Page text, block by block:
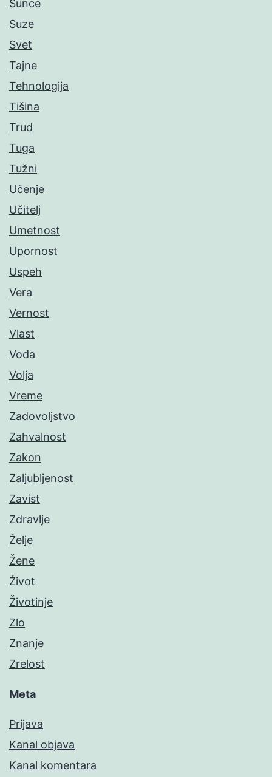
Sunce
Suze
Svet
Tajne
Tehnologija
Tišina
Trud
Tuga
Tužni
Učenje
Učitelj
Umetnost
Upornost
Uspeh
Vera
Vernost
Vlast
Voda
Volja
Vreme
Zadovoljstvo
Zahvalnost
Zakon
Zaljubljenost
Zavist
Zdravlje
Želje
Žene
Život
Životinje
Zlo
Znanje
Zrelost
Meta
Prijava
Kanal objava
Kanal komentara